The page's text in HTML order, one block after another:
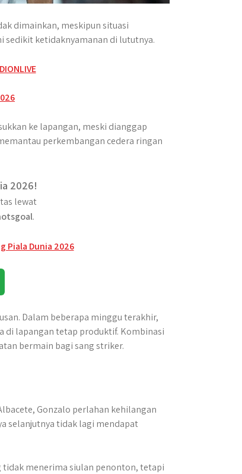
dimainkan, meskipun situasi
sedikit ketidaknyamanan di lututnya.
ke lapangan, meski dianggap
perkembangan cedera ringan
2026!
lewat
.
Dalam beberapa minggu terakhir,
di lapangan tetap produktif. Kombinasi
bermain bagi sang striker.
Gonzalo perlahan kehilangan
selanjutnya tidak lagi mendapat
tidak menerima siulan penonton, tetapi